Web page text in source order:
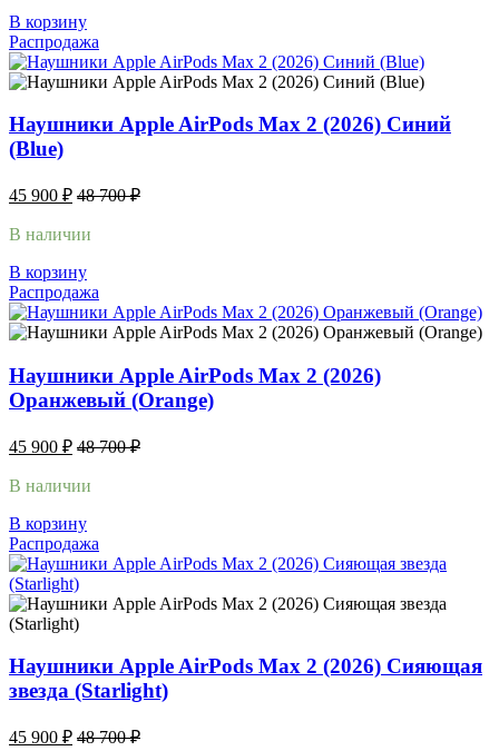
В корзину
Распродажа
Наушники Apple AirPods Max 2 (2026) Синий
(Blue)
45 900 ₽ 48 700₽
В наличии
В корзину
Распродажа
Наушники Apple AirPods Max 2 (2026)
Оранжевый (Orange)
45 900 ₽ 48 700₽
В наличии
В корзину
Распродажа
Наушники Apple AirPods Max 2 (2026) Сияющая
звезда (Starlight)
45 900 ₽ 48 700₽